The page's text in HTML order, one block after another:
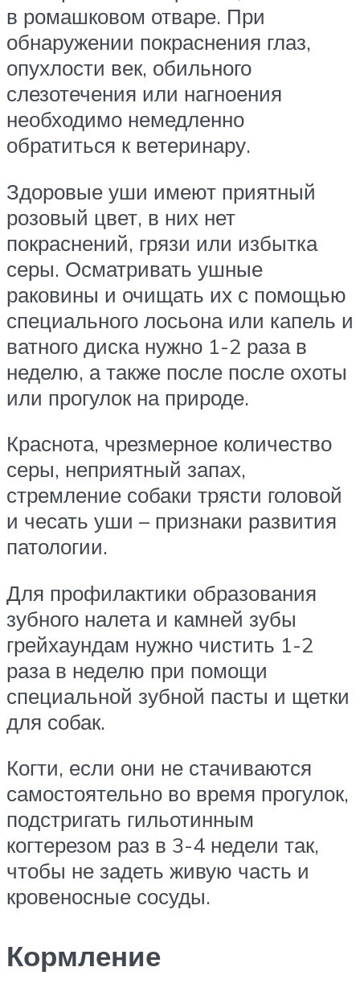
в ромашковом отваре. При
обнаружении покраснения глаз,
опухлости век, обильного
слезотечения или нагноения
необходимо немедленно
обратиться к ветеринару.
Здоровые уши имеют приятный
розовый цвет, в них нет
покраснений, грязи или избытка
серы. Осматривать ушные
раковины и очищать их с помощью
специального лосьона или капель и
ватного диска нужно 1-2 раза в
неделю, а также после после охоты
или прогулок на природе.
Краснота, чрезмерное количество
серы, неприятный запах,
стремление собаки трясти головой
и чесать уши – признаки развития
патологии.
Для профилактики образования
зубного налета и камней зубы
грейхаундам нужно чистить 1-2
раза в неделю при помощи
специальной зубной пасты и щетки
для собак.
Когти, если они не стачиваются
самостоятельно во время прогулок,
подстригать гильотинным
когтерезом раз в 3-4 недели так,
чтобы не задеть живую часть и
кровеносные сосуды.
Кормление